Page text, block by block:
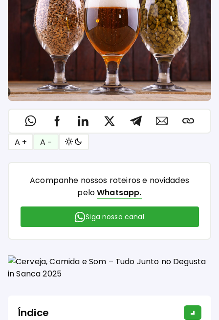
A + A −
Acompanhe nossos roteiros e novidades
peloWhatsapp.
Siga nosso canal
Índice